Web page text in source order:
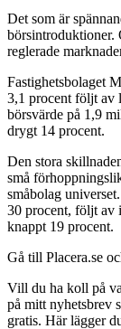
Det som är
börsintroduktioner.
reglerade
Fastighetsbolaget
3,1 procent följt av
börsvärde på 1,9
drygt 14 procent.
Den stora
små
småbolag
30 procent, följt av
knappt 19 procent.
Gå till Placera.se
Vill du ha koll på
på mitt nyhetsbrev
gratis. Här lägger